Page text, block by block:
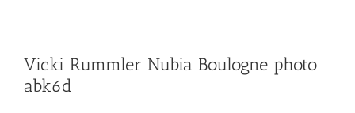
Vicki Rummler Nubia Boulogne photo
abk6d